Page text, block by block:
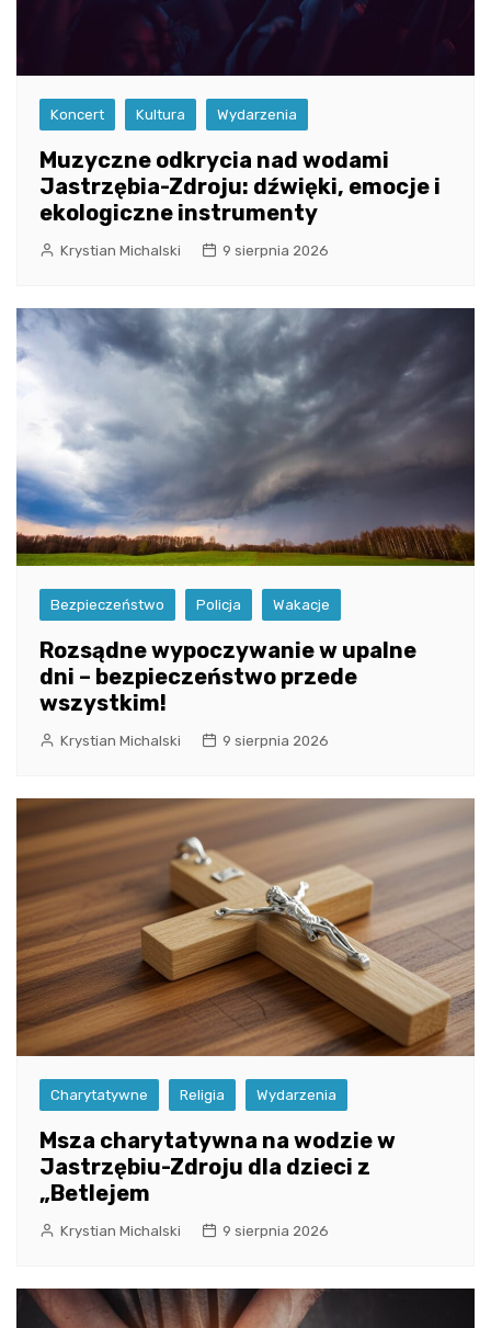
Koncert Kultura Wydarzenia
Muzyczne odkrycia nad wodami
Jastrzębia-Zdroju: dźwięki, emocje i
ekologiczne instrumenty
Krystian Michalski 9 sierpnia 2026
Bezpieczeństwo Policja Wakacje
Rozsądne wypoczywanie w upalne
dni – bezpieczeństwo przede
wszystkim!
Krystian Michalski 9 sierpnia 2026
Charytatywne Religia Wydarzenia
Msza charytatywna na wodzie w
Jastrzębiu-Zdroju dla dzieci z
„Betlejem
Krystian Michalski 9 sierpnia 2026